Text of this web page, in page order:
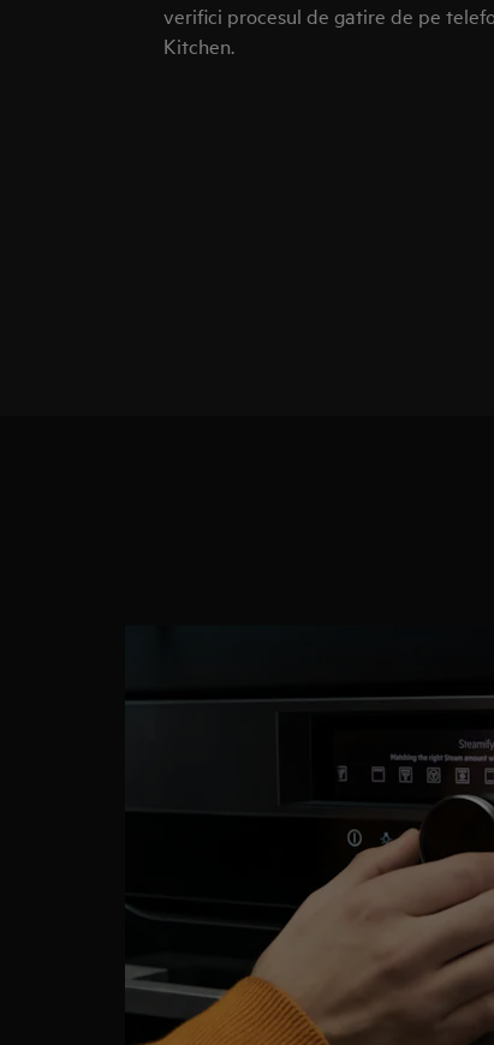
verifici procesul de gatire de pe
Kitchen.